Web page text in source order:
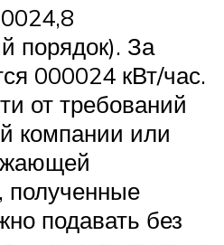
порядок). За
000024 кВт/час.
от требований
компании или
полученные
подавать без